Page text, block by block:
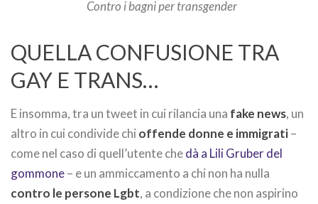
Contro i bagni per transgender
QUELLA CONFUSIONE TRA
GAY E TRANS…
E insomma, tra un tweet in cui rilancia una fake news, un
altro in cui condivide chi offende donne e immigrati–
come nel caso di quell’utente chedà a Lili Gruber del
gommone– e un ammiccamento a chi non ha nulla
contro le persone Lgbt, a condizione che non aspirino